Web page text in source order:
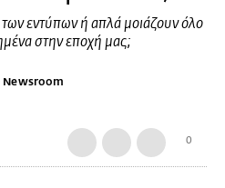
εντύπων ή απλά μοιάζουν όλο
στην εποχή μας;
Newsroom
0